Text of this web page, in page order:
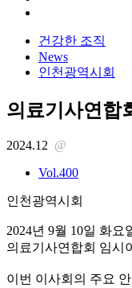
건강한 조직
News
인천광역시회
의료기사연합
2024.12 @
Vol.400
인천광역시회
2024년 9월 10일 화요
의료기사연합회 임시
이번 이사회의 주요